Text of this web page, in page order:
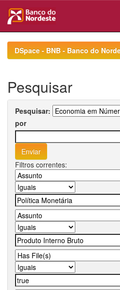
navigationDSpace - BNB - Banco do
Pesquisar
Pesquisar:
por
Filtros correntes: